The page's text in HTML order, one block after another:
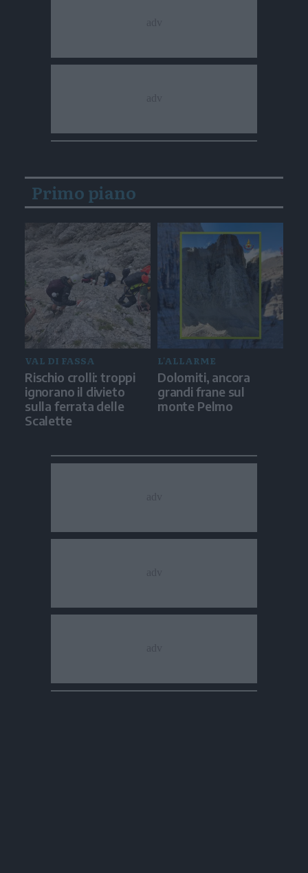
Primo piano
VAL DI FASSA
Rischio crolli: troppi
ignorano il divieto
sulla ferrata delle
Scalette
L'ALLARME
Dolomiti, ancora
grandi frane sul
monte Pelmo